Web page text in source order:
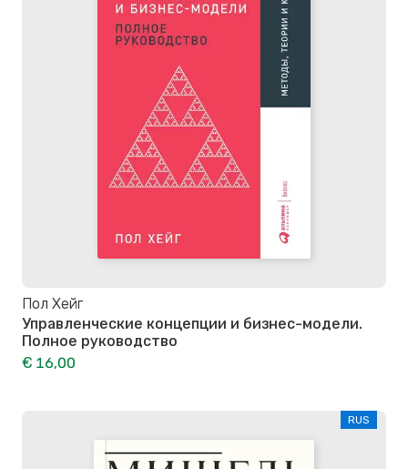
Пол Хейг
Управленческие концепции и бизнес-модели.
Полное руководство
€ 16,00
RUS